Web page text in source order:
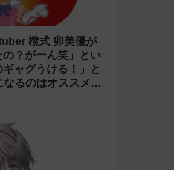
欖式 卯美優が
の？がーん笑」とい
ャグうける！」と
るのはオススメし